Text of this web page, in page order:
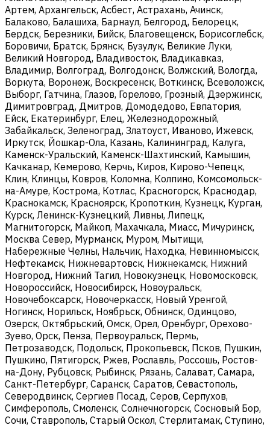
Артем, Архангельск, Асбест, Астрахань, Ачинск,
Балаково, Балашиха, Барнаул, Белгород, Белорецк,
Бердск, Березники, Бийск, Благовещенск, Борисоглебск,
Боровичи, Братск, Брянск, Бузулук, Великие Луки,
Великий Новгород, Владивосток, Владикавказ,
Владимир, Волгоград, Волгодонск, Волжский, Вологда,
Воркута, Воронеж, Воскресенск, Воткинск, Всеволожск,
Выборг, Гатчина, Глазов, Горелово, Грозный, Дзержинск,
Димитровград, Дмитров, Домодедово, Евпатория,
Ейск, Екатеринбург, Елец, Железнодорожный,
Забайкальск, Зеленоград, Златоуст, Иваново, Ижевск,
Иркутск, Йошкар-Ола, Казань, Калининград, Калуга,
Каменск-Уральский, Каменск-Шахтинский, Камышин,
Качканар, Кемерово, Керчь, Киров, Кирово-Чепецк,
Клин, Клинцы, Ковров, Коломна, Колпино, Комсомольск-
на-Амуре, Кострома, Котлас, Красногорск, Краснодар,
Краснокамск, Красноярск, Кропоткин, Кузнецк, Курган,
Курск, Ленинск-Кузнецкий, Ливны, Липецк,
Магнитогорск, Майкоп, Махачкала, Миасс, Мичуринск,
Москва Север, Мурманск, Муром, Мытищи,
Набережные Челны, Нальчик, Находка, Невинномысск,
Нефтекамск, Нижневартовск, Нижнекамск, Нижний
Новгород, Нижний Тагил, Новокузнецк, Новомосковск,
Новороссийск, Новосибирск, Новоуральск,
Новочебоксарск, Новочеркасск, Новый Уренгой,
Ногинск, Норильск, Ноябрьск, Обнинск, Одинцово,
Озерск, Октябрьский, Омск, Орел, Оренбург, Орехово-
Зуево, Орск, Пенза, Первоуральск, Пермь,
Петрозаводск, Подольск, Прокопьевск, Псков, Пушкин,
Пушкино, Пятигорск, Ржев, Рославль, Россошь, Ростов-
на-Дону, Рубцовск, Рыбинск, Рязань, Салават, Самара,
Санкт-Петербург, Саранск, Саратов, Севастополь,
Северодвинск, Сергиев Посад, Серов, Серпухов,
Симферополь, Смоленск, Солнечногорск, Сосновый Бор,
Сочи, Ставрополь, Старый Оскол, Стерлитамак, Ступино,